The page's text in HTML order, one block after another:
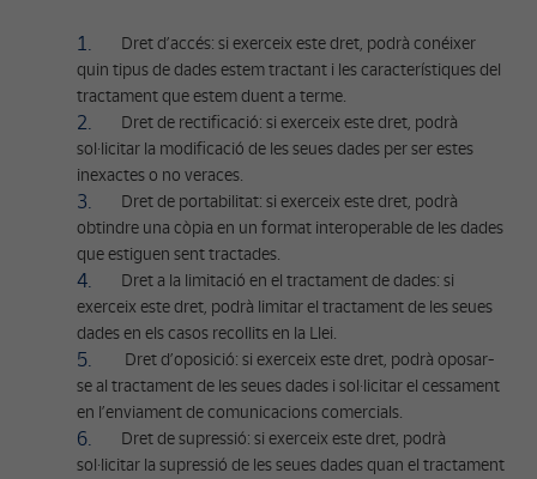
Dret d’accés: si exerceix este dret, podrà conéixer
quin tipus de dades estem tractant i les característiques del
tractament que estem duent a terme.
Dret de rectificació: si exerceix este dret, podrà
sol·licitar la modificació de les seues dades per ser estes
inexactes o no veraces.
Dret de portabilitat: si exerceix este dret, podrà
obtindre una còpia en un format interoperable de les dades
que estiguen sent tractades.
Dret a la limitació en el tractament de dades: si
exerceix este dret, podrà limitar el tractament de les seues
dades en els casos recollits en la Llei.
Dret d’oposició: si exerceix este dret, podrà oposar-
se al tractament de les seues dades i sol·licitar el cessament
en l’enviament de comunicacions comercials.
Dret de supressió: si exerceix este dret, podrà
sol·licitar la supressió de les seues dades quan el tractament